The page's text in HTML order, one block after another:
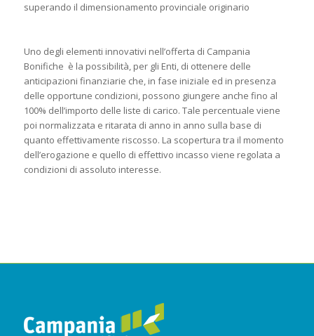
superando il dimensionamento provinciale originario
Uno degli elementi innovativi nell’offerta di Campania
Bonifiche è la possibilità, per gli Enti, di ottenere delle
anticipazioni finanziarie che, in fase iniziale ed in presenza
delle opportune condizioni, possono giungere anche fino al
100% dell’importo delle liste di carico. Tale percentuale viene
poi normalizzata e ritarata di anno in anno sulla base di
quanto effettivamente riscosso. La scopertura tra il momento
dell’erogazione e quello di effettivo incasso viene regolata a
condizioni di assoluto interesse.